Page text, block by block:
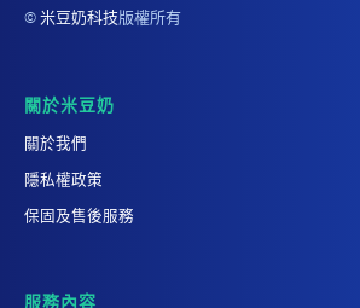
© 米豆奶科技版權所有
關於米豆奶
關於我們
隱私權政策
保固及售後服務
服務內容